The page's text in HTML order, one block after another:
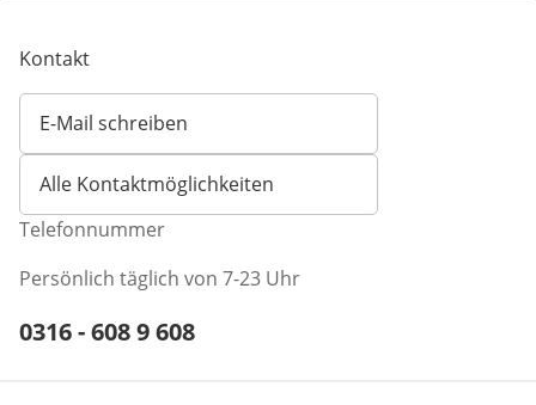
Kontakt
E-Mail schreiben
Öffnet E-Mail-Client
Alle Kontaktmöglichkeiten
Telefonnummer
Persönlich täglich von 7-23 Uhr
Telefonnummer:
0316 - 608 9 608